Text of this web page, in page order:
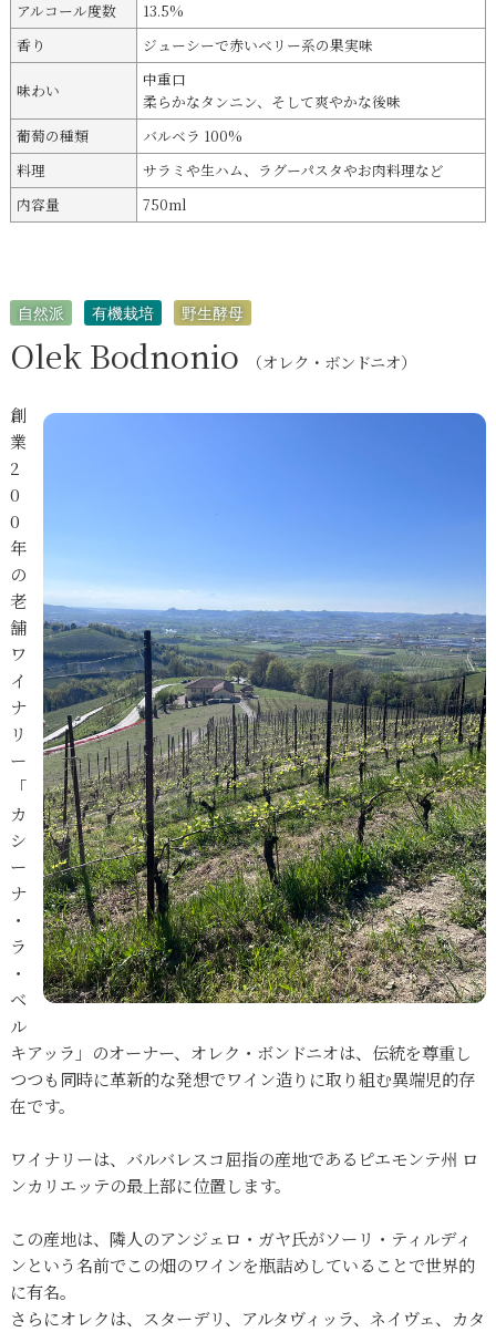
アルコール度数
13.5%
香り
ジューシーで赤いベリー系の果実味
味わい
中重口
柔らかなタンニン、そして爽やかな後味
葡萄の種類
バルベラ 100%
料理
サラミや生ハム、ラグーパスタやお肉料理など
内容量
750ml
自然派 有機栽培 野生酵母
Olek Bodnonio （オレク・ボンドニオ）
創
業
2
0
0
年
の
老
舗
ワ
イ
ナ
リ
ー
「
カ
シ
ー
ナ
・
ラ
・
ベ
ル
キアッラ」のオーナー、オレク・ボンドニオは、伝統を尊重し
つつも同時に革新的な発想でワイン造りに取り組む異端児的存
在です。
ワイナリーは、バルバレスコ屈指の産地であるピエモンテ州 ロ
ンカリエッテの最上部に位置します。
この産地は、隣人のアンジェロ・ガヤ氏がソーリ・ティルディ
ンという名前でこの畑のワインを瓶詰めしていることで世界的
に有名。
さらにオレクは、スターデリ、アルタヴィッラ、ネイヴェ、カタ